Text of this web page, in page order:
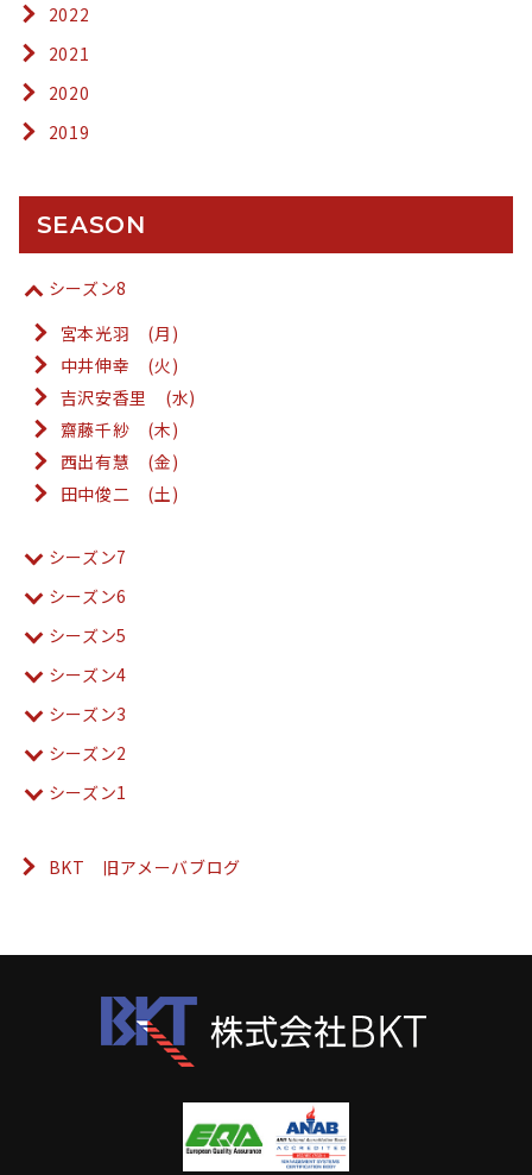
2022
2021
2020
2019
SEASON
シーズン8
宮本光羽 (月)
中井伸幸 (火)
吉沢安香里 (水)
齋藤千紗 (木)
西出有慧 (金)
田中俊二 (土)
シーズン7
シーズン6
シーズン5
シーズン4
シーズン3
シーズン2
シーズン1
BKT 旧アメーバブログ